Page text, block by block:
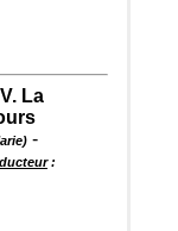
La
-
: